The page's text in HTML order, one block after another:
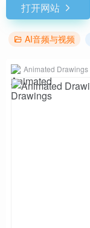
打开网站
AI音频与视频
Animated Drawings